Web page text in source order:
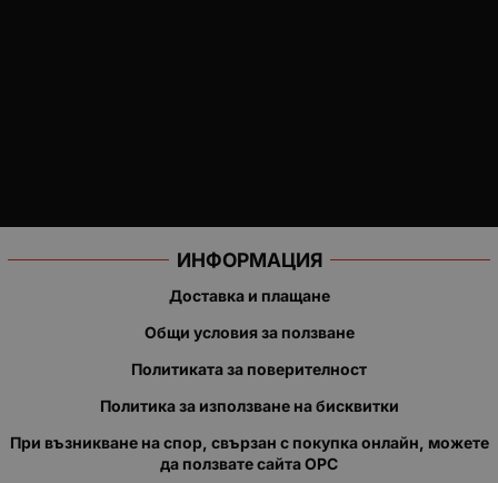
ИНФОРМАЦИЯ
Доставка и плащане
Общи условия за ползване
Политиката за поверителност
Политика за използване на бисквитки
При възникване на спор, свързан с покупка онлайн, можете
да ползвате сайта ОРС